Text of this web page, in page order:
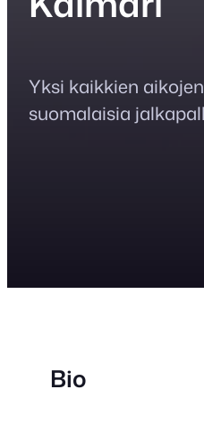
Yksi kaikkien
suomalaisia
Bio